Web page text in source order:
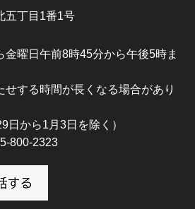
五丁目1番1号
金曜日午前8時45分から午後5時ま
する時間が長くなる場合があり
日から1月3日を除く）
800-2323